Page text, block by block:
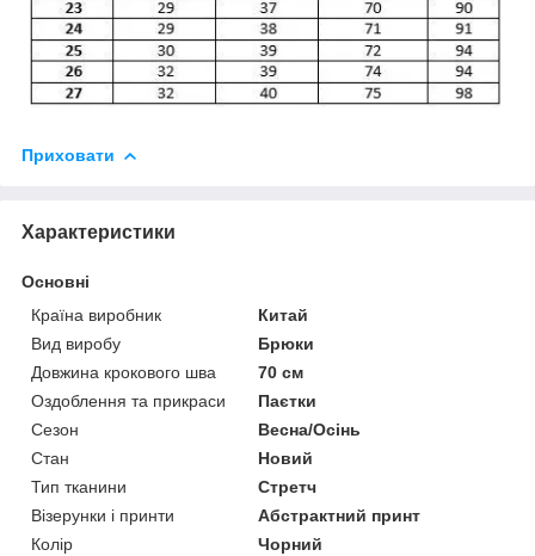
Приховати
Характеристики
Основні
Країна виробник
Китай
Вид виробу
Брюки
Довжина крокового шва
70 см
Оздоблення та прикраси
Паєтки
Сезон
Весна/Осінь
Стан
Новий
Тип тканини
Стретч
Візерунки і принти
Абстрактний принт
Колір
Чорний